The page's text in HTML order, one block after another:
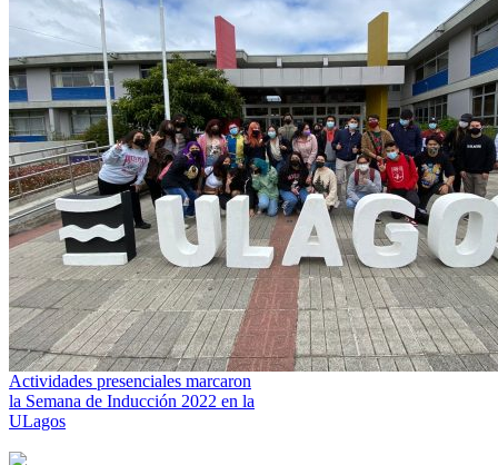
Actividades presenciales marcaron
la Semana de Inducción 2022 en la
ULagos